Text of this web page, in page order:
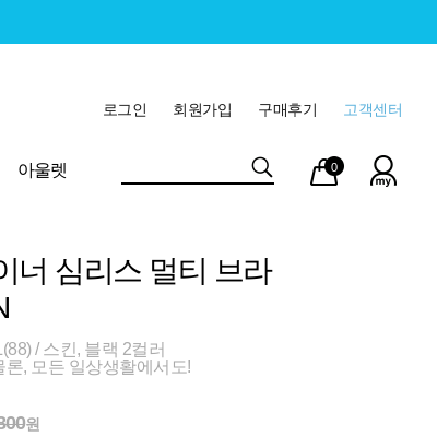
고객센터
구매후기
회원가입
로그인
아울렛
마이
페이
장바
구니
0
너 심리스 멀티 브라
/ 스킨, 블랙 2컬러
론, 모든 일상생활에서도!
원